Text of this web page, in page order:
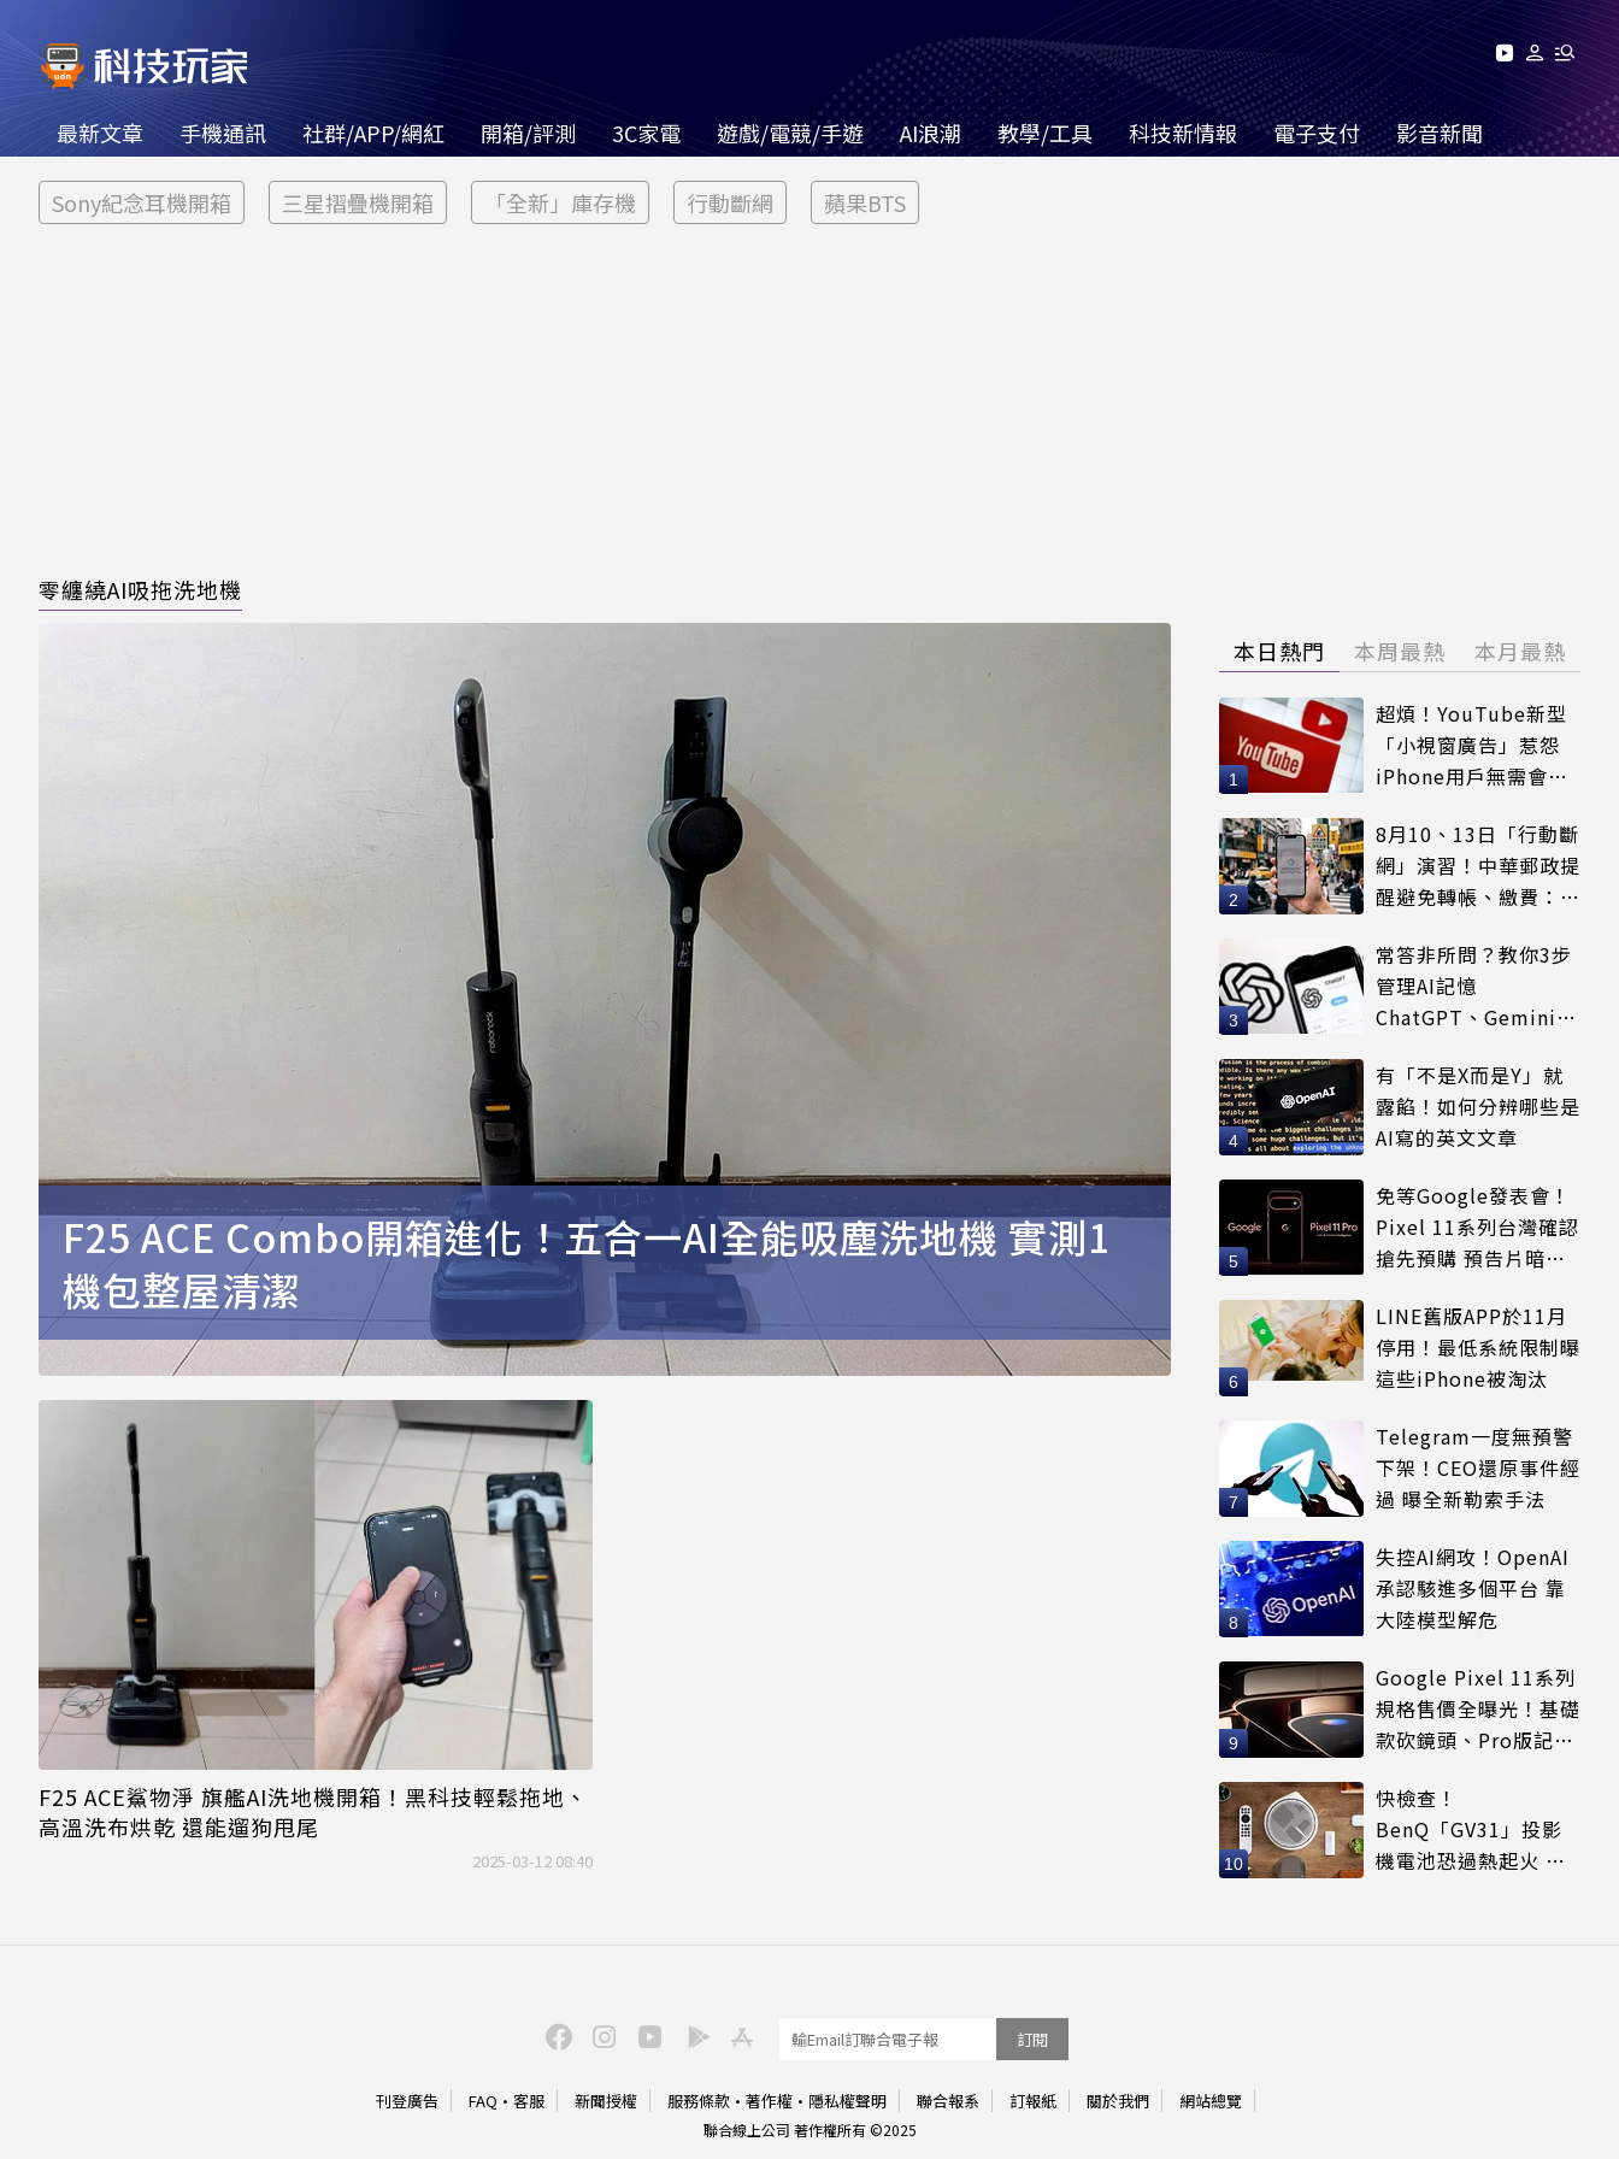
最新文章 手機通訊 社群/APP/網紅 開箱/評測 3C家電 遊戲/電競/手遊 AI浪潮 教學/工具 科技新情報 電子支付 影音新聞
Sony紀念耳機開箱 三星摺疊機開箱 「全新」庫存機 行動斷網 蘋果BTS
零纏繞AI吸拖洗地機
F25 ACE Combo開箱進化！五合一AI全能吸塵洗地機 實測1
機包整屋清潔
F25 ACE鯊物淨 旗艦AI洗地機開箱！黑科技輕鬆拖地、
高溫洗布烘乾 還能遛狗甩尾
2025-03-12 08:40
本日熱門 本周最熱 本月最熱
超煩！YouTube新型
「小視窗廣告」惹怨
iPhone用戶無需會員
8月10、13日「行動斷
網」演習！中華郵政提
醒避免轉帳、繳費：務
常答非所問？教你3步
管理AI記憶
ChatGPT、Gemini都
有「不是X而是Y」就
露餡！如何分辨哪些是
AI寫的英文文章
免等Google發表會！
Pixel 11系列台灣確認
搶先預購 預告片暗示
LINE舊版APP於11月
停用！最低系統限制曝
這些iPhone被淘汰
Telegram一度無預警
下架！CEO還原事件經
過 曝全新勒索手法
失控AI網攻！OpenAI
承認駭進多個平台 靠
大陸模型解危
Google Pixel 11系列
規格售價全曝光！基礎
款砍鏡頭、Pro版記憶
快檢查！
BenQ「GV31」投影
機電池恐過熱起火 官
訂閱
刊登廣告 FAQ · 客服 新聞授權 服務條款 · 著作權 · 隱私權聲明 聯合報系 訂報紙 關於我們 網站總覽
聯合線上公司 著作權所有 ©2025